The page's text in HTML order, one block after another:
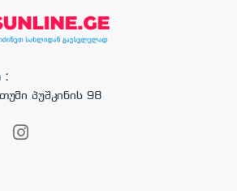
:
პუშკინის 98